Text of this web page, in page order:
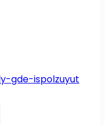
gde-ispolzuyut